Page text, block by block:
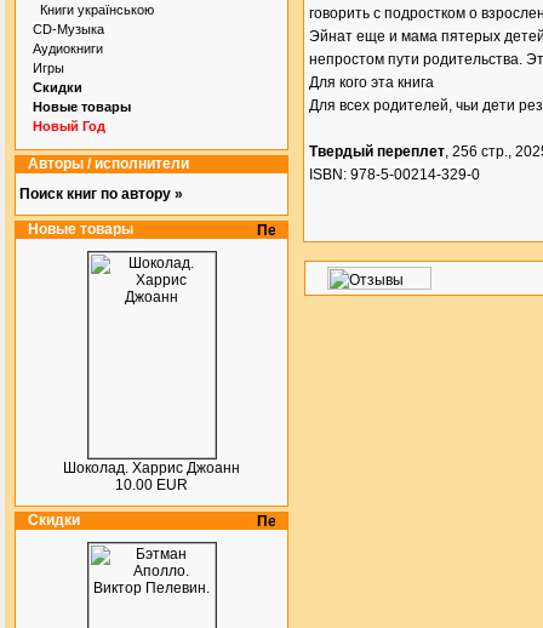
Книги українською
CD-Музыка
Аудиокниги
Игры
Скидки
Новые товары
Новый Год
Авторы / исполнители
Поиск книг по автору »
Новые товары
Шоколад. Харрис Джоанн
10.00 EUR
Скидки
говорить с подростком о
Эйнат еще и мама пятерых
непростом пути родительства.
Для кого эта книга
Для всех родителей, чьи дети
Твердый переплет, 256 стр.,
ISBN: 978-5-00214-329-0